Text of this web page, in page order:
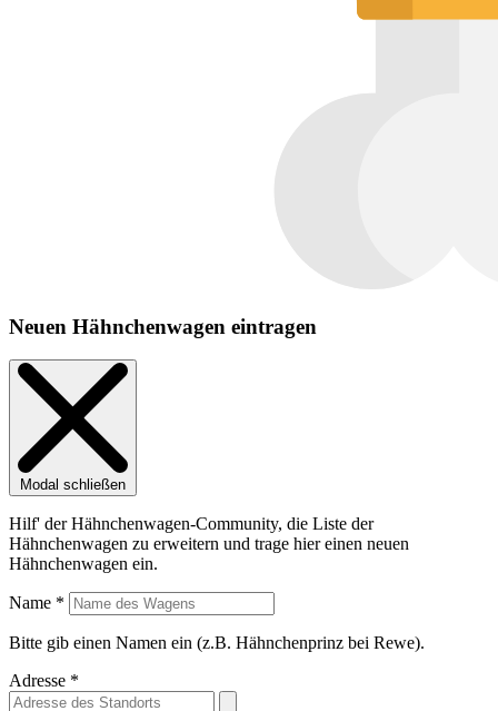
Neuen Hähnchenwagen eintragen
Modal schließen
Hilf' der Hähnchenwagen-Community, die Liste der
Hähnchenwagen zu erweitern und trage hier einen neuen
Hähnchenwagen ein.
Name *
Bitte gib einen Namen ein (z.B. Hähnchenprinz bei Rewe).
Adresse *